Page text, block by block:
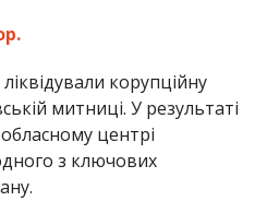
корупційну
митниці. У результаті
центрі
з ключових